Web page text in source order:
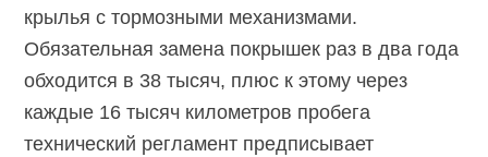
крылья с тормозными механизмами.
Обязательная замена покрышек раз в два года
обходится в 38 тысяч, плюс к этому через
каждые 16 тысяч километров пробега
технический регламент предписывает